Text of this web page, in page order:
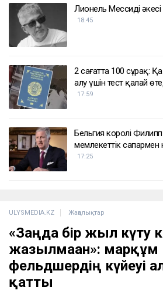
Лионель Мессидің
18:45
2 сағатта 100 сұрақ:
алу үшін тест қалай
17:59
Бельгия королі
мемлекеттік сапармен
17:25
ULYSMEDIA.KZ Жаңалықтар
«Заңда бір жыл күту
жазылмаған»: марқұм
фельдшердің күйеуі
қатты